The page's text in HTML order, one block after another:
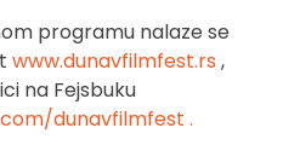
programu nalaze se
www.dunavfilmfest.rs ,
na Fejsbuku
dunavfilmfest .